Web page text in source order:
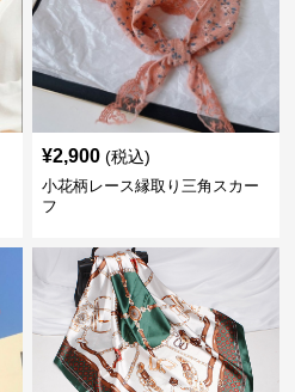
¥2,900 (税込)
小花柄レース縁取り三角スカー
フ